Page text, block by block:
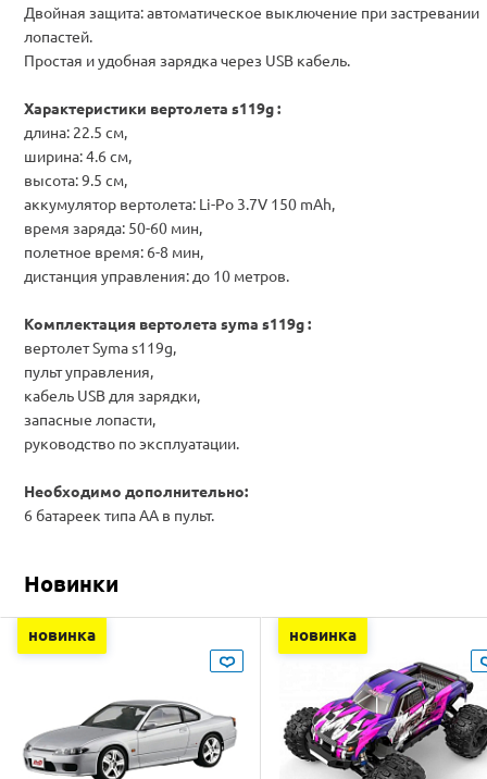
Двойная защита: автоматическое выключение при застревании
лопастей.
Простая и удобная зарядка через USB кабель.
Характеристики вертолета s119g :
длина: 22.5 см,
ширина: 4.6 см,
высота: 9.5 см,
аккумулятор вертолета: Li-Po 3.7V 150 mAh,
время заряда: 50-60 мин,
полетное время: 6-8 мин,
дистанция управления: до 10 метров.
Комплектация вертолета syma s119g :
вертолет Syma s119g,
пульт управления,
кабель USB для зарядки,
запасные лопасти,
руководство по эксплуатации.
Необходимо дополнительно:
6 батареек типа АА в пульт.
Новинки
новинка новинка